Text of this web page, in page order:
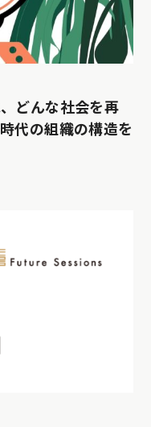
どんな社会を再
代の組織の構造を